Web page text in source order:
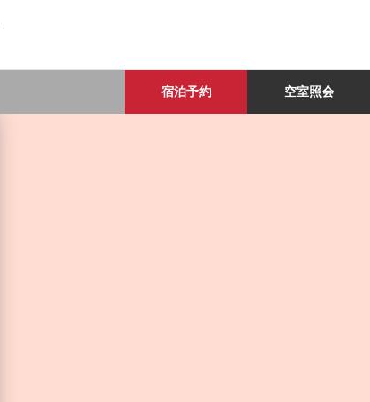
宿泊予約 空室照会